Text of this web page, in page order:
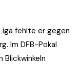
fehlte er gegen
Im DFB-Pokal
Blickwinkeln